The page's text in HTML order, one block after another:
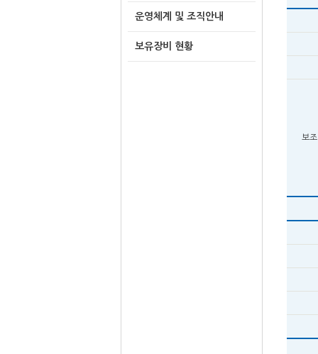
운영체계 및 조직안내
보유장비 현황
보